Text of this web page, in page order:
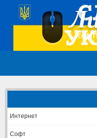
Интернет
Софт